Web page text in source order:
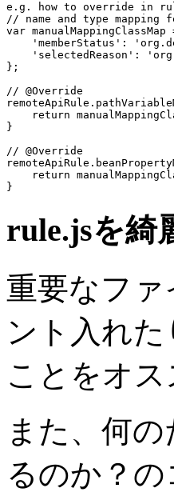
e.g. how to override in
// name and type
var manualMappingClassMap
'memberStatus':
'selectedReason':
};
// @Override
    return
}
// @Override
    return
rule.jsを綺
重要なフ
ント入れた
ことをオス
また、何
るのか？